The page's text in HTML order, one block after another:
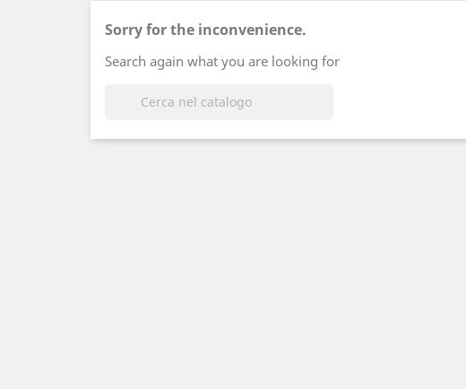
Sorry for the inconvenience.
Search again what you are looking for